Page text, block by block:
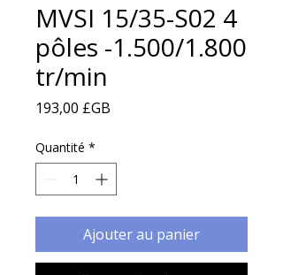
MVSI 15/35-S02 4
pôles -1.500/1.800
tr/min
193,00 £GB
Quantité *
Ajouter au panier